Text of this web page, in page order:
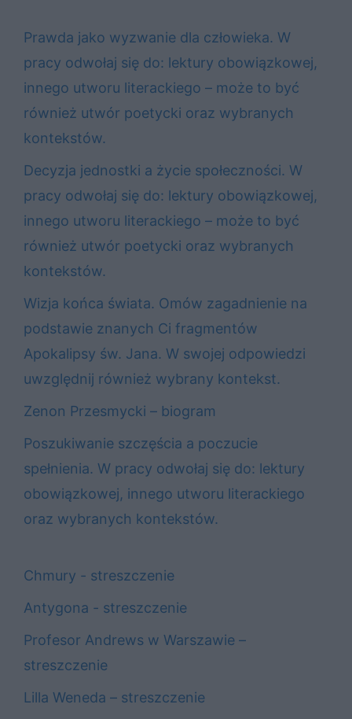
Prawda jako wyzwanie dla człowieka. W
pracy odwołaj się do: lektury obowiązkowej,
innego utworu literackiego – może to być
również utwór poetycki oraz wybranych
kontekstów.
Decyzja jednostki a życie społeczności. W
pracy odwołaj się do: lektury obowiązkowej,
innego utworu literackiego – może to być
również utwór poetycki oraz wybranych
kontekstów.
Wizja końca świata. Omów zagadnienie na
podstawie znanych Ci fragmentów
Apokalipsy św. Jana. W swojej odpowiedzi
uwzględnij również wybrany kontekst.
Zenon Przesmycki – biogram
Poszukiwanie szczęścia a poczucie
spełnienia. W pracy odwołaj się do: lektury
obowiązkowej, innego utworu literackiego
oraz wybranych kontekstów.
Chmury - streszczenie
Antygona - streszczenie
Profesor Andrews w Warszawie –
streszczenie
Lilla Weneda – streszczenie